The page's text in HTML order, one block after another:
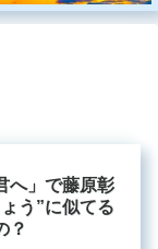
へ」で藤原彰
う”に似てる
？